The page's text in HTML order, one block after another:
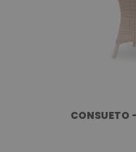
CONSUETO